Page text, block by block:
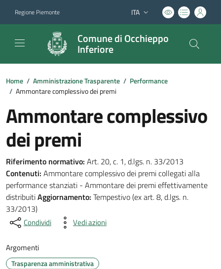
Regione Piemonte Lingua attiva:
ITA
Comune di Occhieppo
Inferiore
Home / Amministrazione Trasparente / Performance
/ Ammontare complessivo dei premi
Ammontare complessivo
dei premi
Riferimento normativo: Art. 20, c. 1, d.lgs. n. 33/2013
Contenuti: Ammontare complessivo dei premi collegati alla
performance stanziati - Ammontare dei premi effettivamente
distribuitiAggiornamento: Tempestivo (ex art. 8, d.lgs. n.
33/2013)
Condividi Vedi azioni
Argomenti
Trasparenza amministrativa